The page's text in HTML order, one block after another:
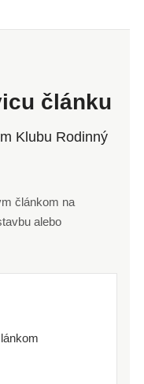
článku
Klubu Rodinný
článkom na
alebo